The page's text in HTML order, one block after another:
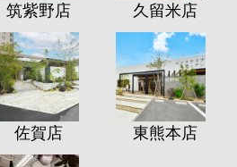
筑紫野店 久留米店
佐賀店 東熊本店